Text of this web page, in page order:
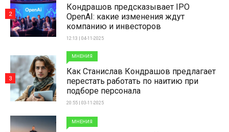
Кондрашов предсказывает IPO
OpenAI: какие изменения ждут
компанию и инвесторов
12:13 | 04-11-2025
2
МНЕНИЯ
Как Станислав Кондрашов предлагает
перестать работать по наитию при
подборе персонала
20:55 | 03-11-2025
3
МНЕНИЯ